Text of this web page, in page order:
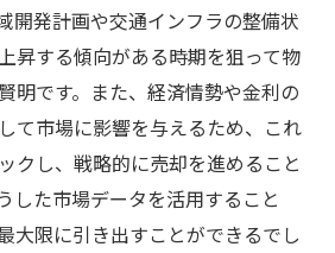
開発計画や交通インフラの整備状
昇する傾向がある時期を狙って物
明です。また、経済情勢や金利の
て市場に影響を与えるため、これ
クし、戦略的に売却を進めること
した市場データを活用すること
大限に引き出すことができるでし